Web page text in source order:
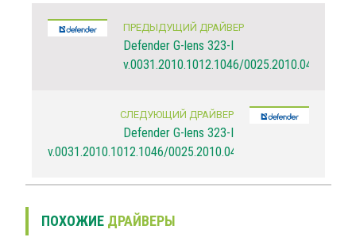
ПРЕДЫДУЩИЙ ДРАЙВЕР
Defender G-lens 323-I
v.0031.2010.1012.1046/0025.2010.0412.1035
СЛЕДУЮЩИЙ ДРАЙВЕР
Defender G-lens 323-I
v.0031.2010.1012.1046/0025.2010.0412.1035
ПОХОЖИЕ ДРАЙВЕРЫ